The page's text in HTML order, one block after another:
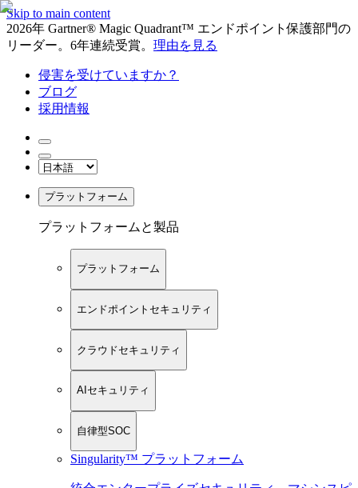
Skip to main content
2026年 Gartner® Magic Quadrant™ エンドポイント保護部門の
リーダー。6年連続受賞。 理由を見る
侵害を受けていますか？
ブログ
採用情報
プラットフォーム
プラットフォームと製品
プラットフォーム
エンドポイントセキュリティ
クラウドセキュリティ
AIセキュリティ
自律型SOC
Singularity™ プラットフォーム